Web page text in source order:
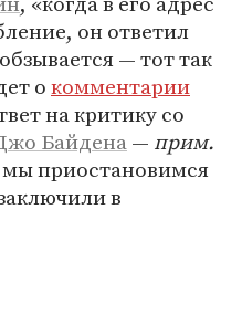
он ответил
— тот так
окомментарии
на критику со
Байдена— прим.
мы приостановимся
в